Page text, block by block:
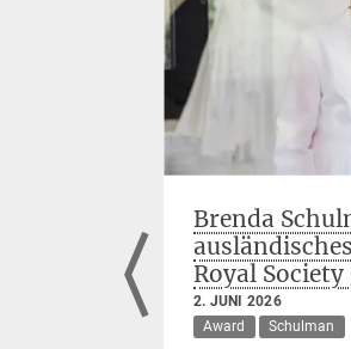
Brenda
Royal
2. JUNI 2026
Award
Schulman